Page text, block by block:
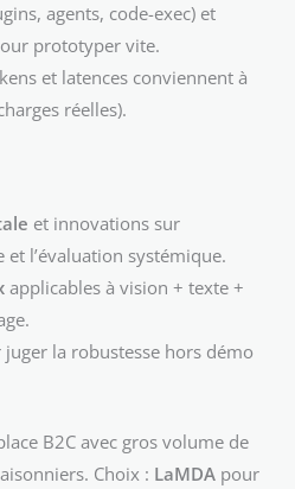
agents, code-exec) et
prototyper vite.
et latences conviennent à
réelles).
et innovations sur
et l’évaluation systémique.
applicables à vision + texte +
la robustesse hors démo
B2C avec gros volume de
Choix : LaMDA pour